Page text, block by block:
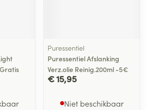
Puressentiel
Puressentiel Afslanking
Verz.olie Reinig.200ml -5€
€ 15,95
Niet beschikbaar